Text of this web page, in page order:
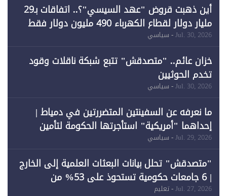
أين ذهبت قروض "عهد السيسي"؟.. اتفاقات بـ29
مليار دولار لقطاع الكهرباء 490 مليون دولار فقط
لـ"الطاقة المتجددة" (1)
Jul. 30, 2026- سياسي
خزان عائم.. "متصدقش" تتبع شبكة ناقلات وقود
تخدم الحوثيين
Jul. 30, 2026- سياسي
ما نعرفه عن السفينتين المتضررتين في دمياط |
إحداهما "أمريكية" استأجرتها الحكومة لتأمين
احتياجات الطاقة
Jul. 29, 2026- سياسي
"متصدقش" تحلل بيانات البعثات العلمية إلى الخارج
| 6 جامعات حكومية تستحوذ على 53% من
Jul. 27, 2026- تعليم